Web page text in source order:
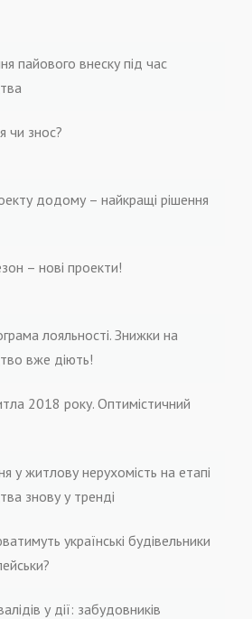
пайового внеску під час
чи знос?
додому – найкращі рішення
– нові проекти!
лояльності. Знижки на
вже діють!
2018 року. Оптимістичний
у житлову нерухомість на етапі
знову у тренді
українські будівельники
у дії: забудовників